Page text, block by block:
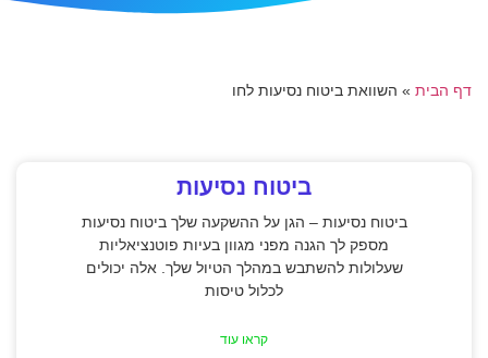
דף הבית » השוואת ביטוח נסיעות לחו
ביטוח נסיעות
ביטוח נסיעות – הגן על ההשקעה שלך ביטוח נסיעות
מספק לך הגנה מפני מגוון בעיות פוטנציאליות
שעלולות להשתבש במהלך הטיול שלך. אלה יכולים
לכלול טיסות
קראו עוד